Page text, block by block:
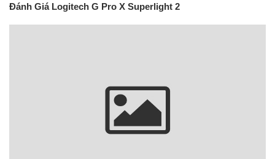
Đánh Giá Logitech G Pro X Superlight 2